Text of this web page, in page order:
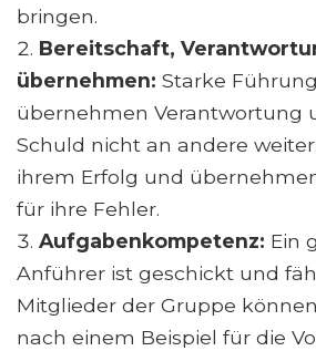
bringen.
Bereitschaft,
übernehmen: Starke
übernehmen Verantwortung
Schuld nicht an andere
ihrem Erfolg und
für ihre Fehler.
Aufgabenkompetenz: Ein
Anführer ist geschickt und
Mitglieder der Gruppe
nach einem Beispiel für die